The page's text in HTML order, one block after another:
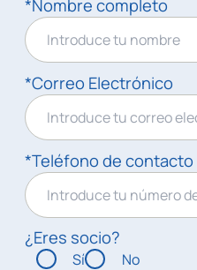
*Nombre completo
*Correo Electrónico
*Teléfono de contacto
¿Eres socio?
Sí No